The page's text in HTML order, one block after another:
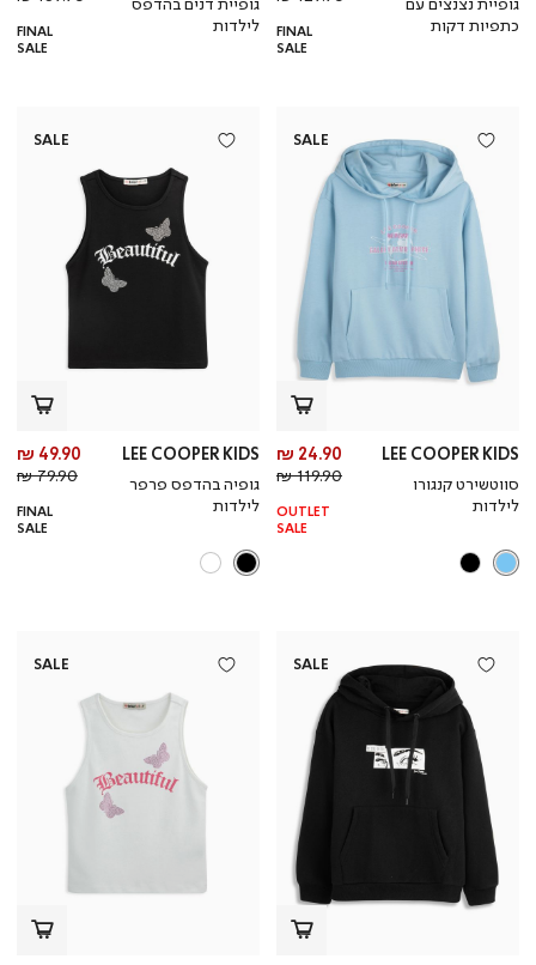
כתפיות דקות
רגיל
FINAL
SALE
לילדות
FINAL
SALE
SALE
LEE COOPER KIDS
סווטשירט קנגורו
לילדות
מחיר
מוצר
24.90 ₪
מחיר
רגיל
119.90 ₪
OUTLET
SALE
SALE
LEE COOPER KIDS
גופיה בהדפס פרפר
לילדות
49.90 ₪
79.90 ₪
FINAL
SALE
SALE
SALE